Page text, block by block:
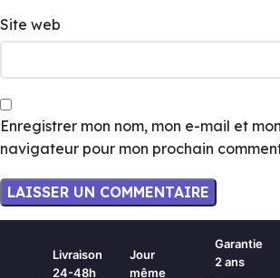
Site web
Enregistrer mon nom, mon e-mail et
navigateur pour mon prochain
Livraison
24-48h
Jour
même
Garantie
2 ans